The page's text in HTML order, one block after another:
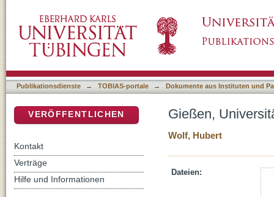
Publikationsdienste → TOBIAS-portale → Dokumente aus Instituten und
Gießen,
Wolf, Hubert
Dateien:
VERÖFFENTLICHEN
Kontakt
Verträge
Hilfe und Informationen